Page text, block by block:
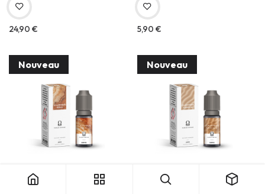
24,90 € 5,90 €
Nouveau
CLOUD EMPIRE
Nouveau
CLOUD EMPIRE